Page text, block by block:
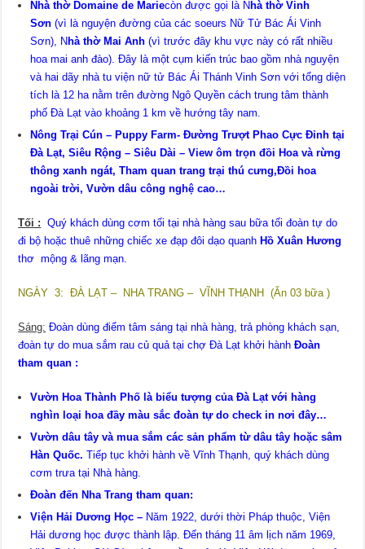
Nhà thờ Domaine de Mariecòn được gọi là N hà thờ Vinh
Sơn (vì là nguyện đường của các soeurs Nữ Tử Bác Ái Vinh
Sơn), N hà thờ Mai Anh (vì trước đây khu vực này có rất nhiều
hoa mai anh đào). Đây là một cụm kiến trúc bao gồm nhà nguyện
và hai dãy nhà tu viện nữ tử Bác Ái Thánh Vinh Sơn với tổng diện
tích là 12 ha nằm trên đường Ngô Quyền cách trung tâm thành
phố Đà Lạt vào khoảng 1 km về hướng tây nam.
Nông Trại Cún – Puppy Farm- Đường Trượt Phao Cực Đỉnh tại
Đà Lạt, Siêu Rộng – Siêu Dài – View ôm trọn đồi Hoa và rừng
thông xanh ngát, Tham quan trang trại thú cưng,Đồi hoa
ngoài trời, Vườn dâu công nghệ cao…
Tối :
Quý khách dùng cơm tối tại nhà hàng sau bữa tối đoàn tự do
đi bộ hoặc thuê những chiếc xe đạp đôi dạo quanh Hồ Xuân Hương
thơ mộng & lãng mạn.
NGÀY 3: ĐÀ LẠT – NHA TRANG – VĨNH THẠNH (Ăn 03 bữa )
Sáng: Đoàn dùng điểm tâm sáng tại nhà hàng, trả phòng khách sạn,
đoàn tự do mua sắm rau củ quả tại chợ Đà Lạt khởi hànhĐoàn
tham quan :
Vườn Hoa Thành Phố là biểu tượng của Đà Lạt với hàng
nghìn loại hoa đầy màu sắc đoàn tự do check in nơi đây…
Vườn dâu tây và mua sắm các sản phẩm từ dâu tây hoặc sâm
Hàn Quốc.Tiếp tục khởi hành về Vĩnh Thạnh, quý khách dùng
cơm trưa tại Nhà hàng.
Đoàn đến Nha Trang tham quan:
Viện Hải Dương Học – Năm 1922, dưới thời Pháp thuộc, Viện
Hải dương học được thành lập. Đến tháng 11 âm lịch năm 1969,